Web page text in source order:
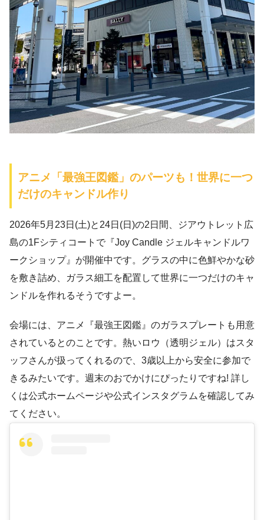
アニメ「最強王図鑑」のパーツも！世界に一つ
だけのキャンドル作り
2026年5月23日(土)と24日(日)の2日間、ジアウトレット広
島の1Fシティコートで『Joy Candle ジェルキャンドルワ
ークショップ』が開催中です。グラスの中に色鮮やかな砂
を敷き詰め、ガラス細工を配置して世界に一つだけのキャ
ンドルを作れるそうですよー。
会場には、アニメ『最強王図鑑』のガラスプレートも用意
されているとのことです。熱いロウ（透明ジェル）はスタ
ッフさんが扱ってくれるので、3歳以上から安全に参加で
きるみたいです。週末のおでかけにぴったりですね! 詳し
くは公式ホームページや公式インスタグラムを確認してみ
てください。